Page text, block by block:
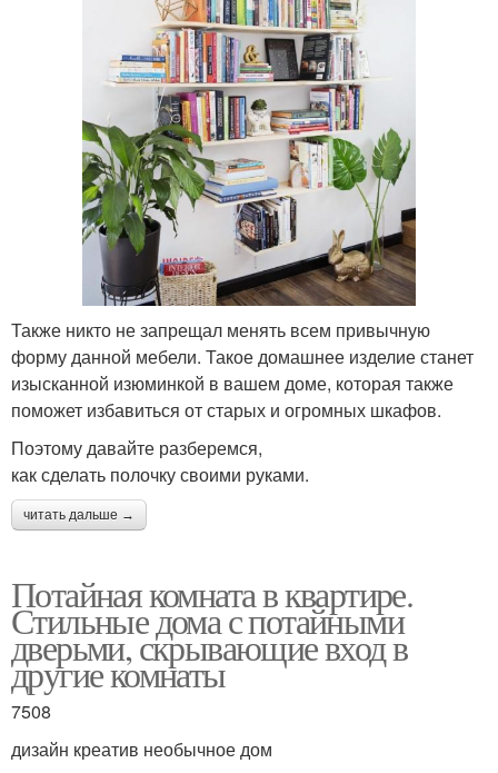
Также никто не запрещал менять всем привычную
форму данной мебели. Такое домашнее изделие станет
изысканной изюминкой в вашем доме, которая также
поможет избавиться от старых и огромных шкафов.
Поэтому давайте разберемся,
как сделать полочку своими руками.
читать дальше →
Потайная комната в квартире.
Стильные дома с потайными
дверьми, скрывающие вход в
другие комнаты
7508
дизайн креатив необычное дом